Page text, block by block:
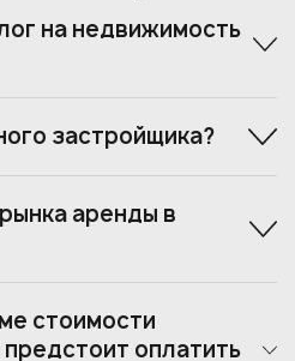
на недвижимость
застройщика?
аренды в
стоимости
оплатить